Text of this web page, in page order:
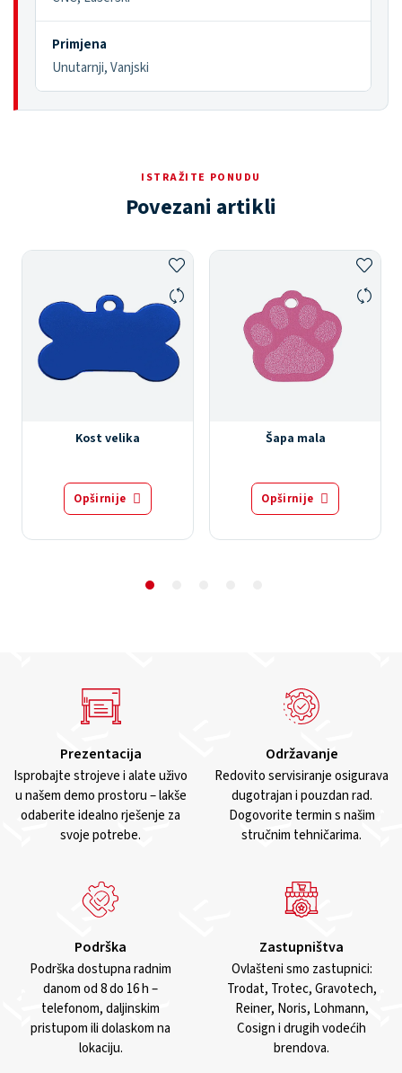
Primjena
Unutarnji, Vanjski
ISTRAŽITE PONUDU
Povezani artikli
Kost velika
Opširnije
Šapa mala
Opširnije
Prezentacija
Isprobajte strojeve i alate uživo
u našem demo prostoru – lakše
odaberite idealno rješenje za
svoje potrebe.
Održavanje
Redovito servisiranje osigurava
dugotrajan i pouzdan rad.
Dogovorite termin s našim
stručnim tehničarima.
Podrška
Podrška dostupna radnim
danom od 8 do 16 h –
telefonom, daljinskim
pristupom ili dolaskom na
lokaciju.
Zastupništva
Ovlašteni smo zastupnici:
Trodat, Trotec, Gravotech,
Reiner, Noris, Lohmann,
Cosign i drugih vodećih
brendova.